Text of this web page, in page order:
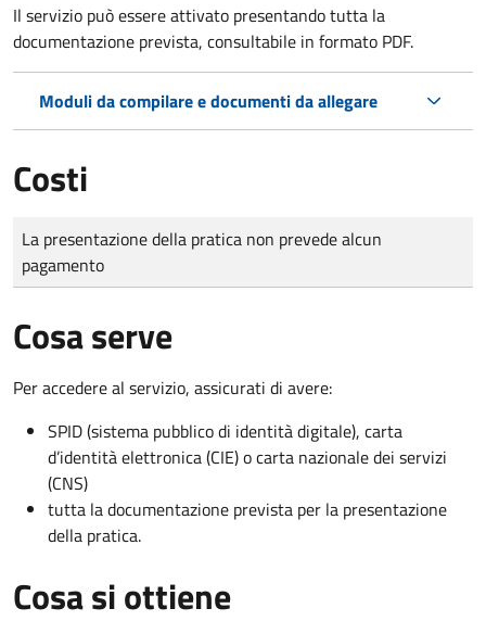
Il servizio può essere attivato presentando tutta la
documentazione prevista, consultabile in formato PDF.
Moduli da compilare e documenti da allegare
Costi
Tipo di pagamento
Importo
La presentazione della pratica non prevede alcun
pagamento
Cosa serve
Per accedere al servizio, assicurati di avere:
SPID (sistema pubblico di identità digitale), carta
d’identità elettronica (CIE) o carta nazionale dei servizi
(CNS)
tutta la documentazione prevista per la presentazione
della pratica.
Cosa si ottiene